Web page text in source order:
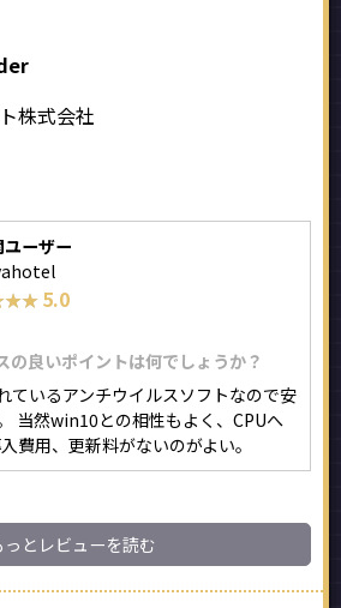
株式会社
ーザー
5.0
の良いポイントは何でしょうか？
ているアンチウイルスソフトなので安
当然win10との相性もよく、CPUへ
費用、更新料がないのがよい。
っとレビューを読む